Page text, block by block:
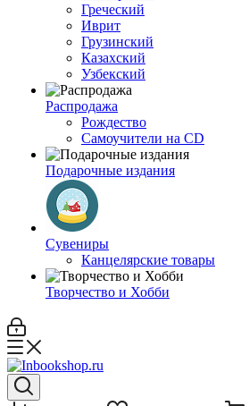
Греческий
Иврит
Грузинский
Казахский
Узбекский
Распродажа
Рождество
Самоучители на CD
Подарочные издания
Сувениры
Канцелярские товары
Творчество и Хобби